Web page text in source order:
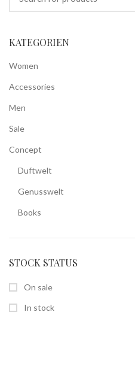
KATEGORIEN
Accessories
Concept
Books
Duftwelt
Genusswelt
Men
Sale
Women
STOCK STATUS
On sale
In stock